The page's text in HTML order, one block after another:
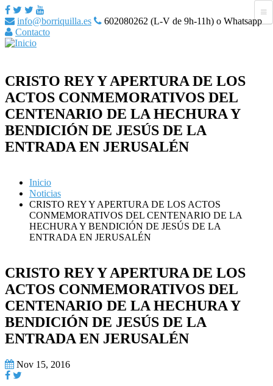
info@borriquilla.es
602080262 (L-V de 9h-11h) o Whatsapp
Contacto
CRISTO REY Y APERTURA DE LOS
ACTOS CONMEMORATIVOS DEL
CENTENARIO DE LA HECHURA Y
BENDICIÓN DE JESÚS DE LA
ENTRADA EN JERUSALÉN
Inicio
Noticias
CRISTO REY Y APERTURA DE LOS ACTOS
CONMEMORATIVOS DEL CENTENARIO DE LA
HECHURA Y BENDICIÓN DE JESÚS DE LA
ENTRADA EN JERUSALÉN
CRISTO REY Y APERTURA DE LOS
ACTOS CONMEMORATIVOS DEL
CENTENARIO DE LA HECHURA Y
BENDICIÓN DE JESÚS DE LA
ENTRADA EN JERUSALÉN
Nov 15, 2016